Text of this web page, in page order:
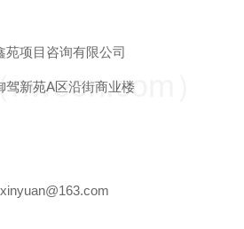
苑项目咨询有限公司
驾新苑A区沿街商业楼 ）